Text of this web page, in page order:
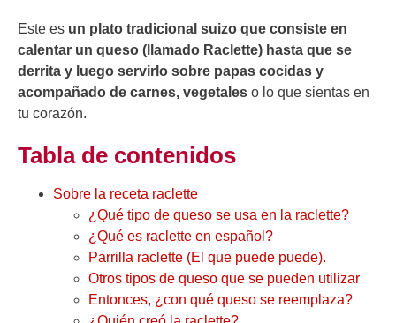
Este es un plato tradicional suizo que consiste en
calentar un queso (llamado Raclette) hasta que se
derrita y luego servirlo sobre papas cocidas y
acompañado de carnes, vegetales o lo que sientas en
tu corazón.
Tabla de contenidos
Sobre la receta raclette
¿Qué tipo de queso se usa en la raclette?
¿Qué es raclette en español?
Parrilla raclette (El que puede puede).
Otros tipos de queso que se pueden utilizar
Entonces, ¿con qué queso se reemplaza?